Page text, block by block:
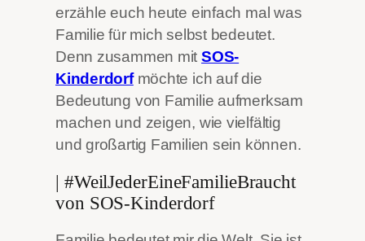
erzähle euch heute einfach mal was
Familie für mich selbst bedeutet.
Denn zusammen mitSOS-
Kinderdorf möchte ich auf die
Bedeutung von Familie aufmerksam
machen und zeigen, wie vielfältig
und großartig Familien sein können.
| #WeilJederEineFamilieBraucht
von SOS-Kinderdorf